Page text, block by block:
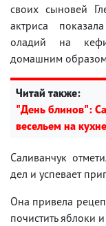
своих сыновей
актриса
оладий на
домашним
Читай также:
"День блинов":
весельем на кухне
Саливанчук
дел и успевает
Она привела
почистить яблоки